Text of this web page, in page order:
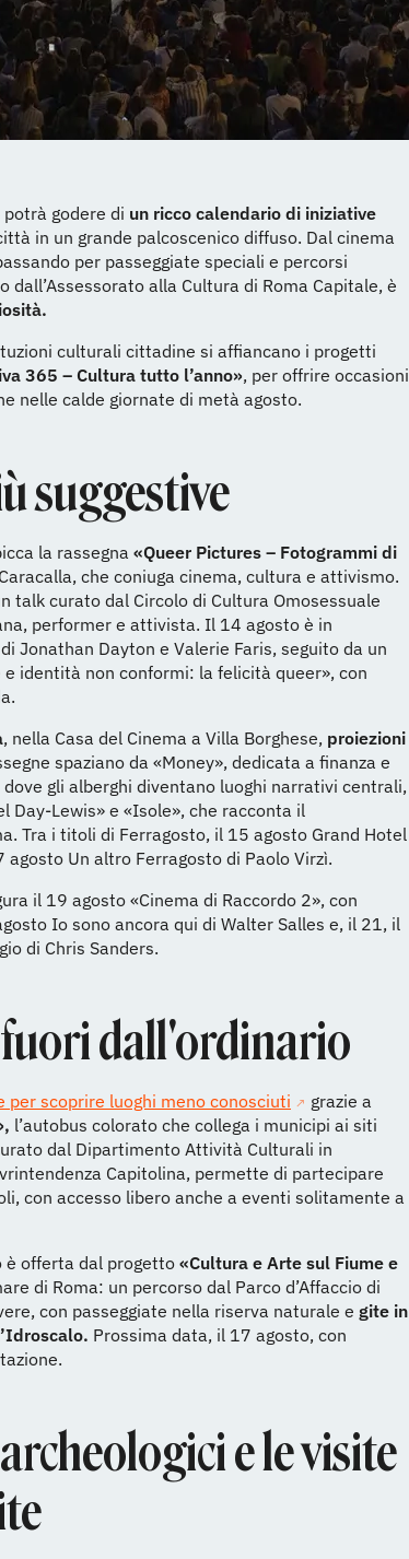
godere di un ricco calendario di iniziative
in un grande palcoscenico diffuso. Dal cinema
per passeggiate speciali e percorsi
alla Cultura di Roma Capitale, è
culturali cittadine si affiancano i progetti
365 – Cultura tutto l’anno», per offrire occasioni
nelle calde giornate di metà agosto.
suggestive
la rassegna «Queer Pictures – Fotogrammi di
che coniuga cinema, cultura e attivismo.
talk curato dal Circolo di Cultura Omosessuale
performer e attivista. Il 14 agosto è in
Jonathan Dayton e Valerie Faris, seguito da un
identità non conformi: la felicità queer», con
, nella Casa del Cinema a Villa Borghese, proiezioni
spaziano da «Money», dedicata a finanza e
gli alberghi diventano luoghi narrativi centrali,
Day-Lewis» e «Isole», che racconta il
Tra i titoli di Ferragosto, il 15 agosto Grand Hotel
Un altro Ferragosto di Paolo Virzì.
il 19 agosto «Cinema di Raccordo 2», con
Io sono ancora qui di Walter Salles e, il 21, il
di Chris Sanders.
fuori dall'ordinario
per scoprire luoghi meno conosciuti
grazie a
l’autobus colorato che collega i municipi ai siti
dal Dipartimento Attività Culturali in
Capitolina, permette di partecipare
con accesso libero anche a eventi solitamente a
è offerta dal progetto«Cultura e Arte sul Fiume e
di Roma: un percorso dal Parco d’Affaccio di
con passeggiate nella riserva naturale e gite in
Prossima data, il 17 agosto, con
e le visite